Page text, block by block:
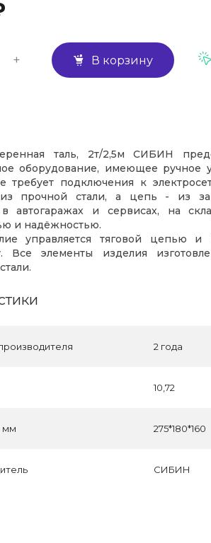
+ В корзину
таль, 2т/2,5м СИБИН
оборудование, имеющее ручное
требует подключения к
из прочной стали, а цепь - из
автогаражах и сервисах, на
и надёжностью.
управляется тяговой цепью
Все элементы изделия
2 года
10,72
мм 275*180*160
СИБИН